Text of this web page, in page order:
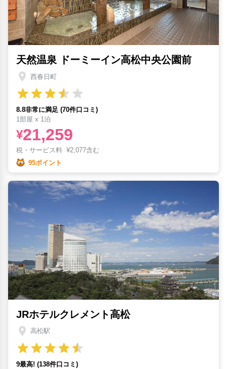
天然温泉 ドーミーイン高松中央公園前
西春日町
8.8非常に満足 (70件口コミ)
1部屋 x 1泊
¥21,259
税・サービス料 ¥2,077含む
95ポイント
JRホテルクレメント高松
高松駅
9最高! (138件口コミ)